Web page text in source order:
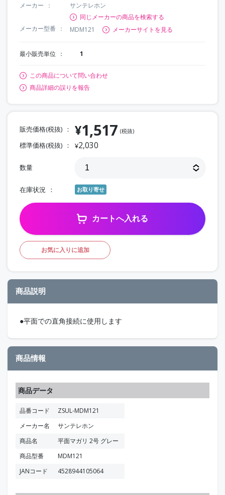
メーカー
サンテレホン
同じメーカーの商品を検索する
メーカー型番
MDM121 メーカーサイトを見る
最小販売単位 1
この商品について問い合わせ
商品詳細の誤りを報告
販売価格(税抜) ¥1,517 (税抜)
標準価格(税抜) ¥2,030
数量
在庫状況 お取り寄せ
カートへ入れる
お気に入りに追加
商品説明
●平面での直角接続に使用します
商品情報
商品データ
品番コード
ZSUL-MDM121
メーカー名
サンテレホン
商品名
平面マガリ 2号 グレー
商品型番
MDM121
JANコード
4528944105064